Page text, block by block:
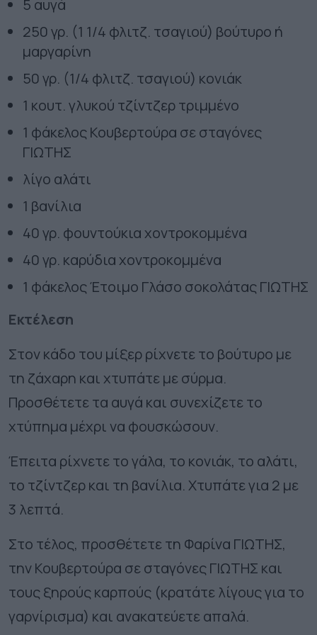
5 αυγά
250 γρ. (1 1/4 φλιτζ. τσαγιού) βούτυρο ή
μαργαρίνη
50 γρ. (1/4 φλιτζ. τσαγιού) κονιάκ
1 κουτ. γλυκού τζίντζερ τριμμένο
1 φάκελος Κουβερτούρα σε σταγόνες
ΓΙΩΤΗΣ
λίγο αλάτι
1 βανίλια
40 γρ. φουντούκια χοντροκομμένα
40 γρ. καρύδια χοντροκομμένα
1 φάκελος Έτοιμο Γλάσο σοκολάτας ΓΙΩΤΗΣ
Εκτέλεση
Στον κάδο του μίξερ ρίχνετε το βούτυρο με
τη ζάχαρη και χτυπάτε με σύρμα.
Προσθέτετε τα αυγά και συνεχίζετε το
χτύπημα μέχρι να φουσκώσουν.
Έπειτα ρίχνετε το γάλα, το κονιάκ, το αλάτι,
το τζίντζερ και τη βανίλια. Χτυπάτε για 2 με
3 λεπτά.
Στο τέλος, προσθέτετε τη Φαρίνα ΓΙΩΤΗΣ,
την Κουβερτούρα σε σταγόνες ΓΙΩΤΗΣ και
τους ξηρούς καρπούς (κρατάτε λίγους για το
γαρνίρισμα) και ανακατεύετε απαλά.